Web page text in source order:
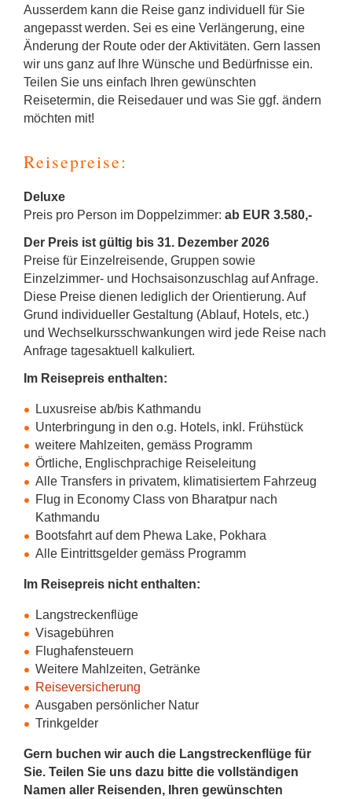
Ausserdem kann die Reise ganz individuell für Sie
angepasst werden. Sei es eine Verlängerung, eine
Änderung der Route oder der Aktivitäten. Gern lassen
wir uns ganz auf Ihre Wünsche und Bedürfnisse ein.
Teilen Sie uns einfach Ihren gewünschten
Reisetermin, die Reisedauer und was Sie ggf. ändern
möchten mit!
Reisepreise:
Deluxe
Preis pro Person im Doppelzimmer: ab EUR 3.580,-
Der Preis ist gültig bis 31. Dezember 2026
Preise für Einzelreisende, Gruppen sowie
Einzelzimmer- und Hochsaisonzuschlag auf Anfrage.
Diese Preise dienen lediglich der Orientierung. Auf
Grund individueller Gestaltung (Ablauf, Hotels, etc.)
und Wechselkursschwankungen wird jede Reise nach
Anfrage tagesaktuell kalkuliert.
Im Reisepreis enthalten:
Luxusreise ab/bis Kathmandu
Unterbringung in den o.g. Hotels, inkl. Frühstück
weitere Mahlzeiten, gemäss Programm
Örtliche, Englischprachige Reiseleitung
Alle Transfers in privatem, klimatisiertem Fahrzeug
Flug in Economy Class von Bharatpur nach
Kathmandu
Bootsfahrt auf dem Phewa Lake, Pokhara
Alle Eintrittsgelder gemäss Programm
Im Reisepreis nicht enthalten:
Langstreckenflüge
Visagebühren
Flughafensteuern
Weitere Mahlzeiten, Getränke
Reiseversicherung
Ausgaben persönlicher Natur
Trinkgelder
Gern buchen wir auch die Langstreckenflüge für
Sie. Teilen Sie uns dazu bitte die vollständigen
Namen aller Reisenden, Ihren gewünschten